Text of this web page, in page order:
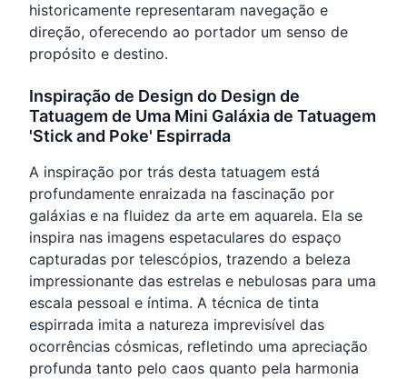
historicamente representaram navegação e
direção, oferecendo ao portador um senso de
propósito e destino.
Inspiração de Design do Design de
Tatuagem de Uma Mini Galáxia de Tatuagem
'Stick and Poke' Espirrada
A inspiração por trás desta tatuagem está
profundamente enraizada na fascinação por
galáxias e na fluidez da arte em aquarela. Ela se
inspira nas imagens espetaculares do espaço
capturadas por telescópios, trazendo a beleza
impressionante das estrelas e nebulosas para uma
escala pessoal e íntima. A técnica de tinta
espirrada imita a natureza imprevisível das
ocorrências cósmicas, refletindo uma apreciação
profunda tanto pelo caos quanto pela harmonia